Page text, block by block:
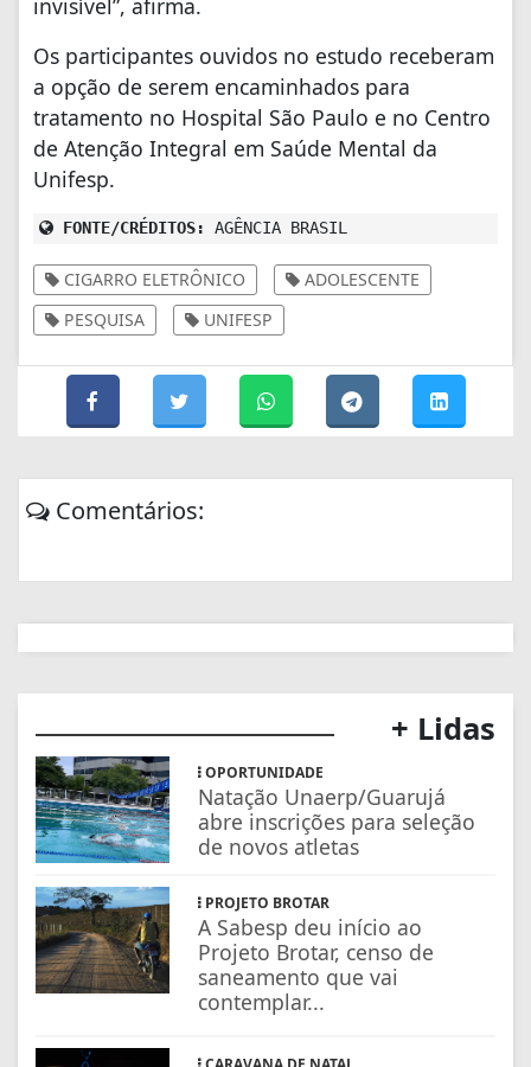
invisível”, afirma.
Os participantes ouvidos no estudo receberam
a opção de serem encaminhados para
tratamento no Hospital São Paulo e no Centro
de Atenção Integral em Saúde Mental da
Unifesp.
FONTE/CRÉDITOS: AGÊNCIA BRASIL
CIGARRO ELETRÔNICO
ADOLESCENTE
PESQUISA
UNIFESP
Comentários:
+ Lidas
OPORTUNIDADE
Natação Unaerp/Guarujá
abre inscrições para seleção
de novos atletas
PROJETO BROTAR
A Sabesp deu início ao
Projeto Brotar, censo de
saneamento que vai
contemplar...